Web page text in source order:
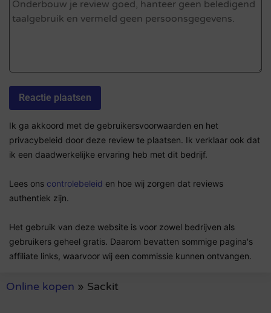
Ik ga akkoord met de gebruikersvoorwaarden en het
privacybeleid door deze review te plaatsen. Ik verklaar ook dat
ik een daadwerkelijke ervaring heb met dit bedrijf.
Lees ons controlebeleid en hoe wij zorgen dat reviews
authentiek zijn.
Het gebruik van deze website is voor zowel bedrijven als
gebruikers geheel gratis. Daarom bevatten sommige pagina's
affiliate links, waarvoor wij een commissie kunnen ontvangen.
Online kopen » Sackit